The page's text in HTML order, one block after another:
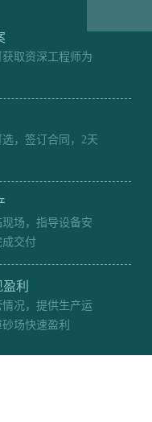
取资深工程师为
，签订合同，2天
场，指导设备安
成交付
利
况，提供生产运
场快速盈利